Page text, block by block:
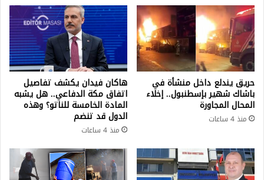
حريق يندلع داخل منشأة في
باشاك شهير بإسطنبول.. إخلاء
المحال المجاورة
منذ 4 ساعات
هاكان فيدان يكشف تفاصيل
اتفاق مكة الدفاعي.. هل يشبه
المادة الخامسة للناتو؟ وهذه
الدول قد تنضم
منذ 4 ساعات